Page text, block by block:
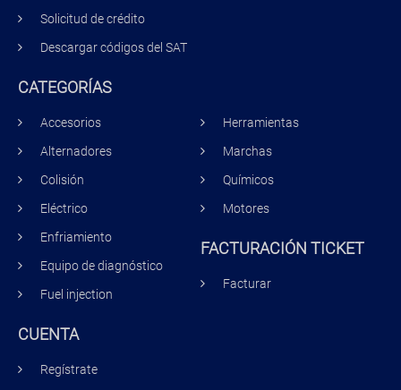
Solicitud de crédito
Descargar códigos del SAT
CATEGORÍAS
Accesorios
Alternadores
Colisión
Eléctrico
Enfriamiento
Equipo de diagnóstico
Fuel injection
Herramientas
Marchas
Químicos
Motores
FACTURACIÓN TICKET
Facturar
CUENTA
Regístrate